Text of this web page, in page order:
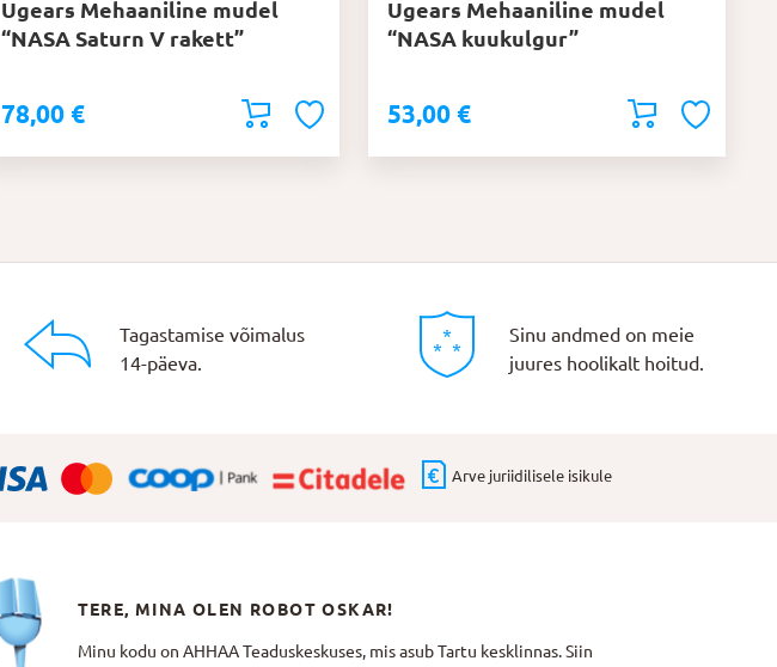
Ugears Mehaaniline mudel
“NASA Saturn V rakett”
78,00 €
Ugears Mehaaniline mudel
“NASA kuukulgur”
53,00 €
Tagastamise võimalus
14-päeva.
Sinu andmed on meie
juures hoolikalt hoitud.
Arve juriidilisele isikule
TERE, MINA OLEN ROBOT OSKAR!
Minu kodu on AHHAA Teaduskeskuses, mis asub Tartu kesklinnas. Siin